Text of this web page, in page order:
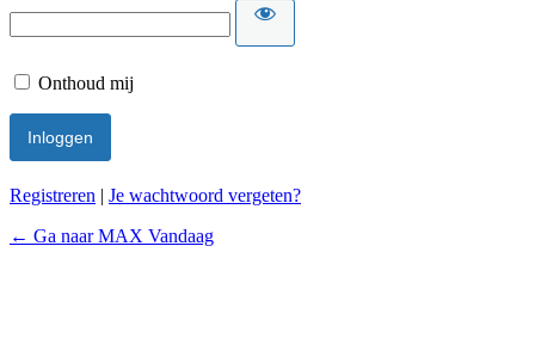
Onthoud mij
Registreren | Je wachtwoord vergeten?
← Ga naar MAX Vandaag